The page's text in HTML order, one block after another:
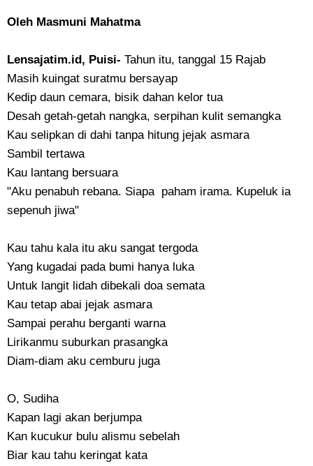
Oleh Masmuni Mahatma
Lensajatim.id, Puisi- Tahun itu, tanggal 15 Rajab
Masih kuingat suratmu bersayap
Kedip daun cemara, bisik dahan kelor tua
Desah getah-getah nangka, serpihan kulit semangka
Kau selipkan di dahi tanpa hitung jejak asmara
Sambil tertawa
Kau lantang bersuara
"Aku penabuh rebana. Siapa paham irama. Kupeluk ia
sepenuh jiwa"
Kau tahu kala itu aku sangat tergoda
Yang kugadai pada bumi hanya luka
Untuk langit lidah dibekali doa semata
Kau tetap abai jejak asmara
Sampai perahu berganti warna
Lirikanmu suburkan prasangka
Diam-diam aku cemburu juga
O, Sudiha
Kapan lagi akan berjumpa
Kan kucukur bulu alismu sebelah
Biar kau tahu keringat kata